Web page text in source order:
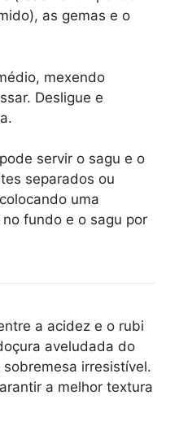
as gemas e o
mexendo
Desligue e
servir o sagu e o
separados ou
uma
fundo e o sagu por
a acidez e o rubi
aveludada do
irresistível.
a melhor textura